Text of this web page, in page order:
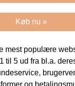
Køb nu »
mest populære
til 5 ud fra bl.a.
og